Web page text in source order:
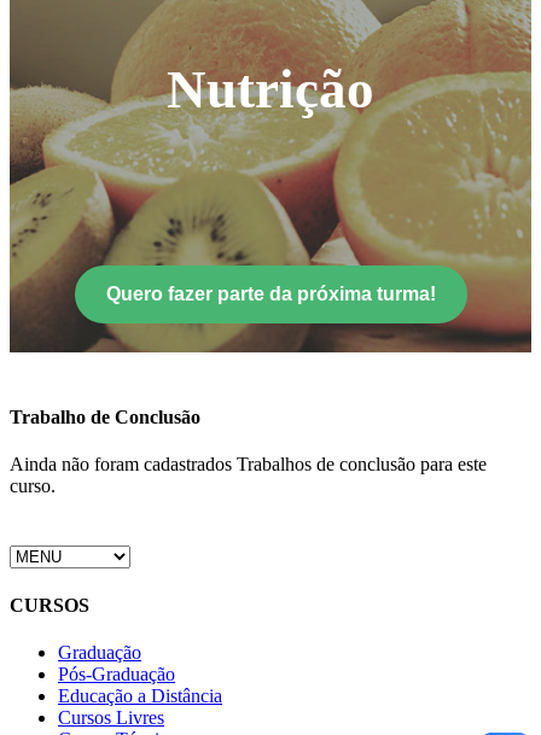
Nutrição
Quero fazer parte da próxima turma!
Trabalho de Conclusão
Ainda não foram cadastrados Trabalhos de conclusão para este
curso.
CURSOS
Graduação
Pós-Graduação
Educação a Distância
Cursos Livres